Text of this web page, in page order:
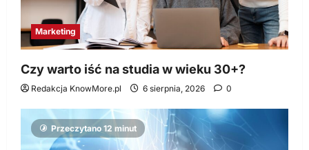
Marketing
Czy warto iść na studia w wieku 30+?
Redakcja KnowMore.pl 6 sierpnia, 2026 0
Przeczytano 12 minut